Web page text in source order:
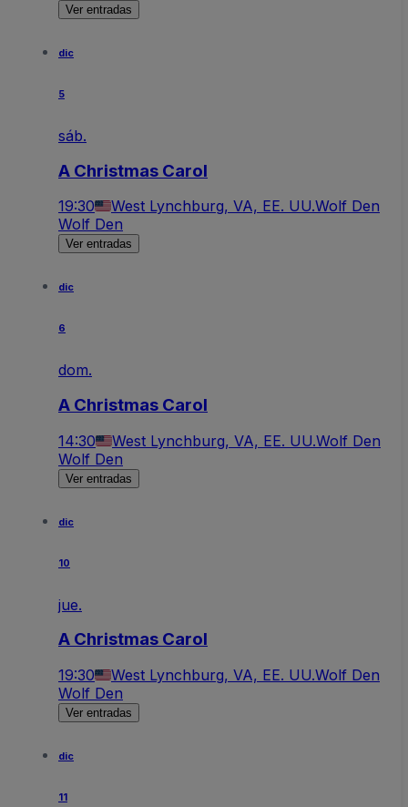
Ver entradas
dic
5
sáb.
A Christmas Carol
19:30 West Lynchburg, VA, EE. UU.Wolf Den
Wolf Den
Ver entradas
dic
6
dom.
A Christmas Carol
14:30 West Lynchburg, VA, EE. UU.Wolf Den
Wolf Den
Ver entradas
dic
10
jue.
A Christmas Carol
19:30 West Lynchburg, VA, EE. UU.Wolf Den
Wolf Den
Ver entradas
dic
11